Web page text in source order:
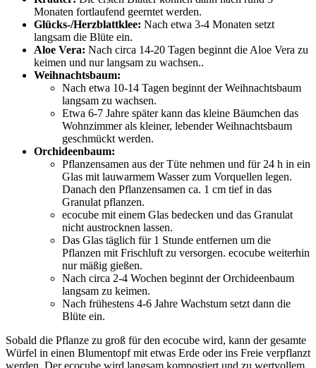
Monaten fortlaufend geerntet werden.
Glücks-/Herzblattklee: Nach etwa 3-4 Monaten setzt
langsam die Blüte ein.
Aloe Vera: Nach circa 14-20 Tagen beginnt die Aloe Vera zu
keimen und nur langsam zu wachsen..
Weihnachtsbaum:
Nach etwa 10-14 Tagen beginnt der Weihnachtsbaum
langsam zu wachsen.
Etwa 6-7 Jahre später kann das kleine Bäumchen das
Wohnzimmer als kleiner, lebender Weihnachtsbaum
geschmückt werden.
Orchideenbaum:
Pflanzensamen aus der Tüte nehmen und für 24 h in ein
Glas mit lauwarmem Wasser zum Vorquellen legen.
Danach den Pflanzensamen ca. 1 cm tief in das
Granulat pflanzen.
ecocube mit einem Glas bedecken und das Granulat
nicht austrocknen lassen.
Das Glas täglich für 1 Stunde entfernen um die
Pflanzen mit Frischluft zu versorgen. ecocube weiterhin
nur mäßig gießen.
Nach circa 2-4 Wochen beginnt der Orchideenbaum
langsam zu keimen.
Nach frühestens 4-6 Jahre Wachstum setzt dann die
Blüte ein.
Sobald die Pflanze zu groß für den ecocube wird, kann der gesamte
Würfel in einen Blumentopf mit etwas Erde oder ins Freie verpflanzt
werden. Der ecocube wird langsam kompostiert und zu wertvollem